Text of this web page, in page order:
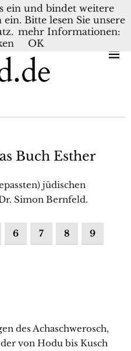
NEDERLANDS
Buch Esther
jüdischen
Simon Bernfeld.
6 7 8 9
des Achaschwerosch,
von Hodu bis Kusch
ein und bindet weitere
Bitte lesen Sie unsere
mehr Informationen:
OK